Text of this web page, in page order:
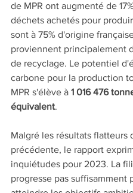
de MPR ont augmenté de
déchets achetés pour
sont à 75% d'origine
proviennent principalement
de recyclage. Le potentiel
carbone pour la production
MPR s'élève à 1 016 476
équivalent.
Malgré les résultats flatteurs
précédente, le rapport
inquiétudes pour 2023. La
progresse pas suffisamment